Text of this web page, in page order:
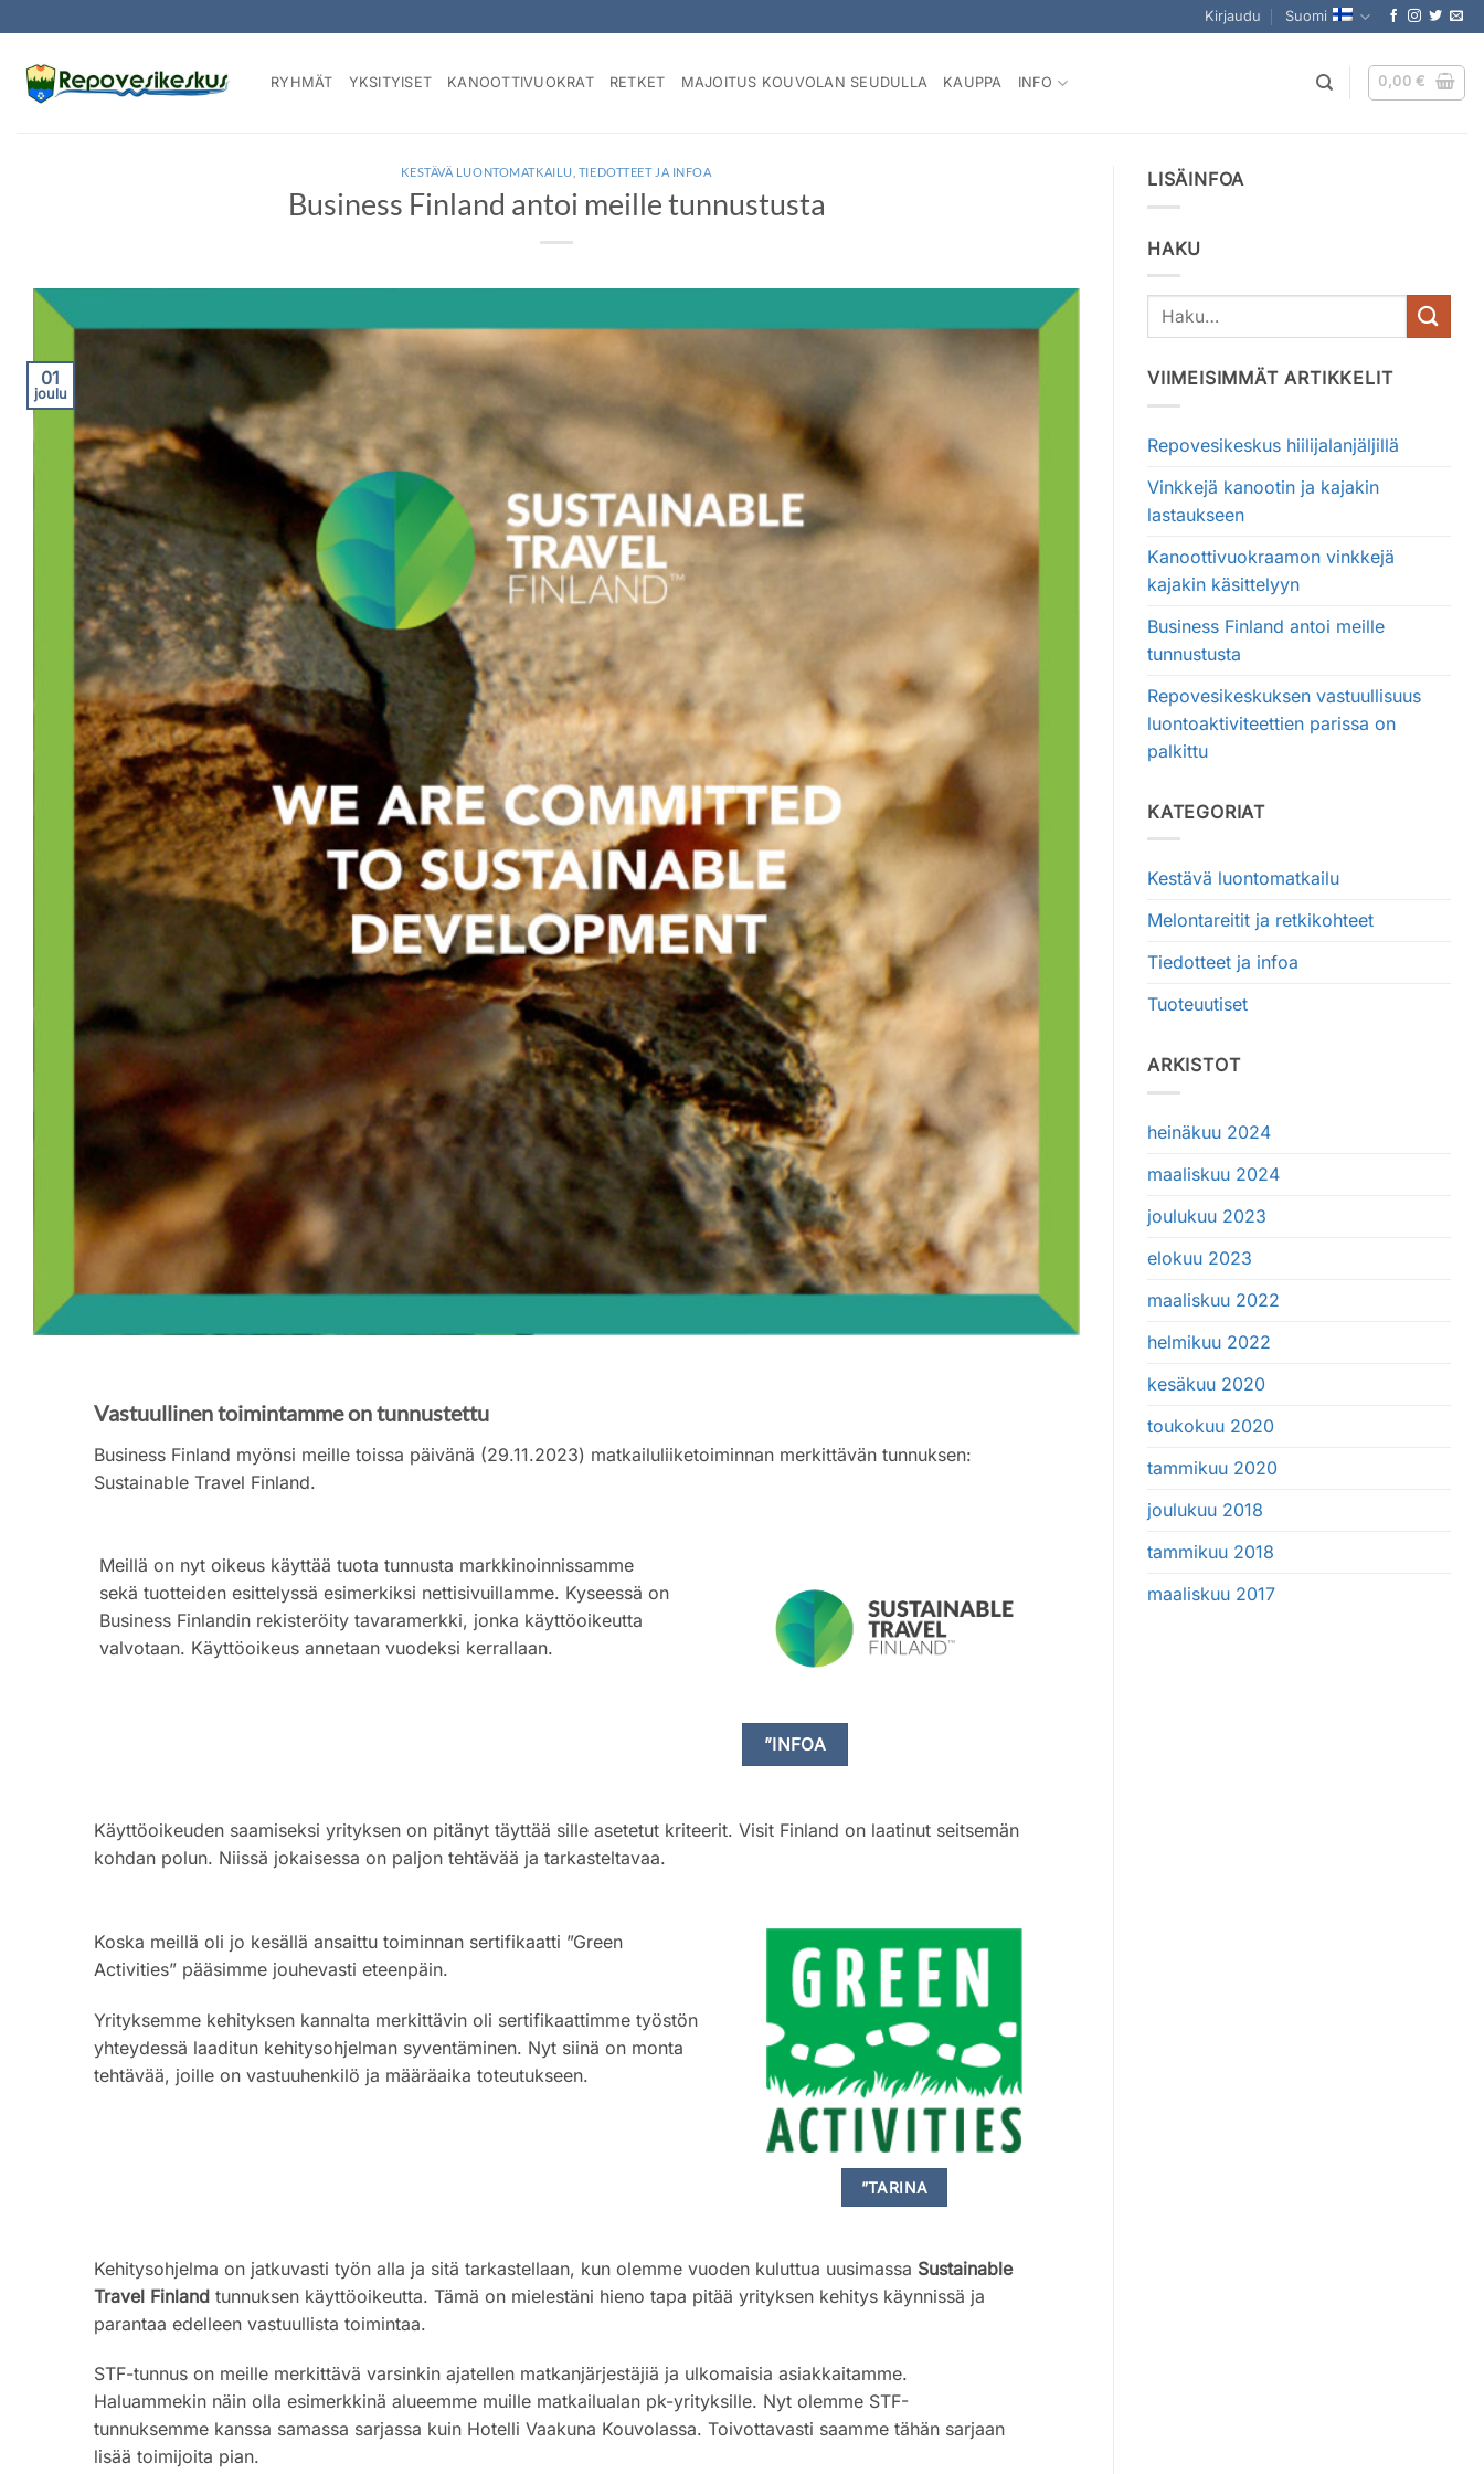
to
content
Kirjaudu Suomi
RYHMÄT YKSITYISET KANOOTTIVUOKRAT RETKET MAJOITUS KOUVOLAN SEUDULLA KAUPPA INFO 0,00€
KESTÄVÄ LUONTOMATKAILU TIEDOTTEET JA INFOA
Business Finland antoi meille tunnustusta
01
joulu
Vastuullinen toimintamme on tunnustettu
Business Finland myönsi meille toissa päivänä (29.11.2023) matkailuliiketoiminnan merkittävän tunnuksen:
Sustainable Travel Finland.
Meillä on nyt oikeus käyttää tuota tunnusta markkinoinnissamme
sekä tuotteiden esittelyssä esimerkiksi nettisivuillamme. Kyseessä on
Business Finlandin rekisteröity tavaramerkki, jonka käyttöoikeutta
valvotaan. Käyttöoikeus annetaan vuodeksi kerrallaan.
”INFOA
Käyttöoikeuden saamiseksi yrityksen on pitänyt täyttää sille asetetut kriteerit. Visit Finland on laatinut seitsemän
kohdan polun. Niissä jokaisessa on paljon tehtävää ja tarkasteltavaa.
Koska meillä oli jo kesällä ansaittu toiminnan sertifikaatti ”Green
Activities” pääsimme jouhevasti eteenpäin.
Yrityksemme kehityksen kannalta merkittävin oli sertifikaattimme työstön
yhteydessä laaditun kehitysohjelman syventäminen. Nyt siinä on monta
tehtävää, joille on vastuuhenkilö ja määräaika toteutukseen.
”TARINA
Kehitysohjelma on jatkuvasti työn alla ja sitä tarkastellaan, kun olemme vuoden kuluttua uusimassa Sustainable
Travel Finland tunnuksen käyttöoikeutta. Tämä on mielestäni hieno tapa pitää yrityksen kehitys käynnissä ja
parantaa edelleen vastuullista toimintaa.
STF-tunnus on meille merkittävä varsinkin ajatellen matkanjärjestäjiä ja ulkomaisia asiakkaitamme.
Haluammekin näin olla esimerkkinä alueemme muille matkailualan pk-yrityksille. Nyt olemme STF-
tunnuksemme kanssa samassa sarjassa kuin Hotelli Vaakuna Kouvolassa. Toivottavasti saamme tähän sarjaan
lisää toimijoita pian.
LISÄINFOA
HAKU
VIIMEISIMMÄT ARTIKKELIT
Repovesikeskus hiilijalanjäljillä
Vinkkejä kanootin ja kajakin
lastaukseen
Kanoottivuokraamon vinkkejä
kajakin käsittelyyn
Business Finland antoi meille
tunnustusta
Repovesikeskuksen vastuullisuus
luontoaktiviteettien parissa on
palkittu
KATEGORIAT
Kestävä luontomatkailu
Melontareitit ja retkikohteet
Tiedotteet ja infoa
Tuoteuutiset
ARKISTOT
heinäkuu 2024
maaliskuu 2024
joulukuu 2023
elokuu 2023
maaliskuu 2022
helmikuu 2022
kesäkuu 2020
toukokuu 2020
tammikuu 2020
joulukuu 2018
tammikuu 2018
maaliskuu 2017